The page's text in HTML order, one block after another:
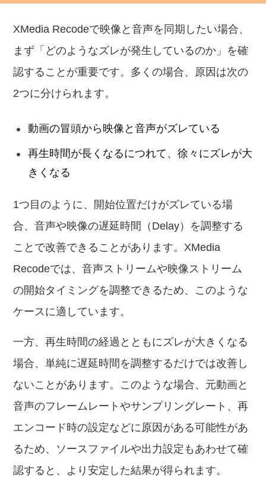
XMedia Recodeで映像と音声を同期したい場合、
まず「どのようなズレが発生しているのか」を確
認することが重要です。多くの場合、原因は次の
2つに分けられます。
動画の冒頭から映像と音声がズレている
再生時間が長くなるにつれて、徐々にズレが大
きくなる
1つ目のように、開始位置だけがズレている場
合、音声や映像の遅延時間（Delay）を調整する
ことで改善できることがあります。XMedia
Recodeでは、音声ストリームや映像ストリーム
の開始タイミングを調整できるため、このような
ケースに適しています。
一方、再生時間の経過とともにズレが大きくなる
場合、単純に遅延時間を調整するだけでは改善し
ないことがあります。このような場合、元動画と
音声のフレームレートやサンプリングレート、再
エンコード時の設定などに原因がある可能性があ
るため、ソースファイルや出力設定もあわせて確
認すると、より安定した結果が得られます。